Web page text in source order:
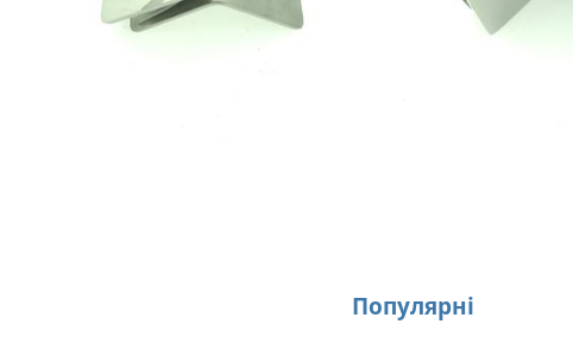
Популярнi